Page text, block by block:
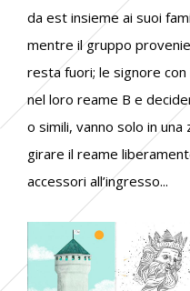
da est insieme ai suoi
mentre il gruppo
resta fuori; le signore
nel loro reame B e
o simili, vanno solo in
girare il reame
accessori all’ingresso...